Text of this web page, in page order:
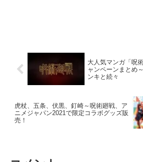
大人気マンガ「呪
ャンペーンまとめ
ンキと続々
虎杖、五条、伏黒、釘崎～呪術廻戦、ア
ニメジャパン2021で限定コラボグッズ販
売！